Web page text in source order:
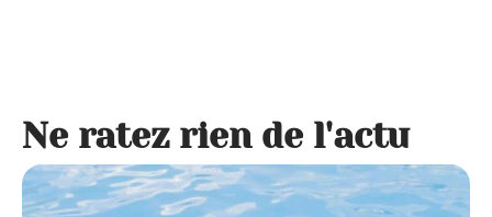
Ne ratez rien de l'actu